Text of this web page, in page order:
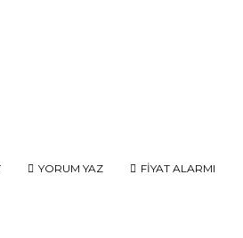
YORUM YAZ FİYAT ALARMI